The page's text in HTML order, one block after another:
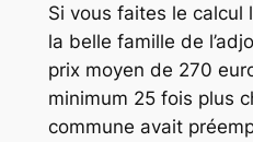
Si vous faites le calcul
la belle famille de
prix moyen de 270
minimum 25 fois plus
commune avait